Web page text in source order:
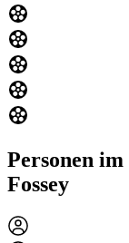
Personen
Fossey